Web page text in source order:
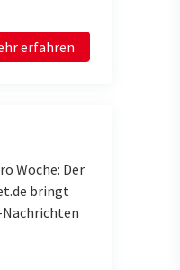
erfahren
Woche: Der
bringt